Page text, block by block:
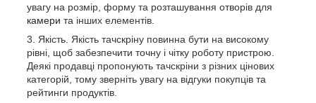
увагу на розмір, форму та розташування отворів для
камери та інших елементів.
Якість. Якість тачскріну повинна бути на високому
рівні, щоб забезпечити точну і чітку роботу пристрою.
Деякі продавці пропонують тачскріни з різних цінових
категорій, тому зверніть увагу на відгуки покупців та
рейтинги продуктів.